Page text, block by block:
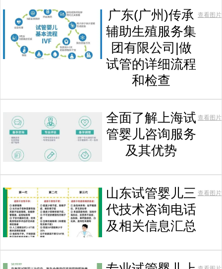
广东(广州)传承
辅助生殖服务集
团有限公司|做
试管的详细流程
和检查
查看图片
全面了解上海试
管婴儿咨询服务
及其优势
查看图片
山东试管婴儿三
代技术咨询电话
及相关信息汇总
查看图片